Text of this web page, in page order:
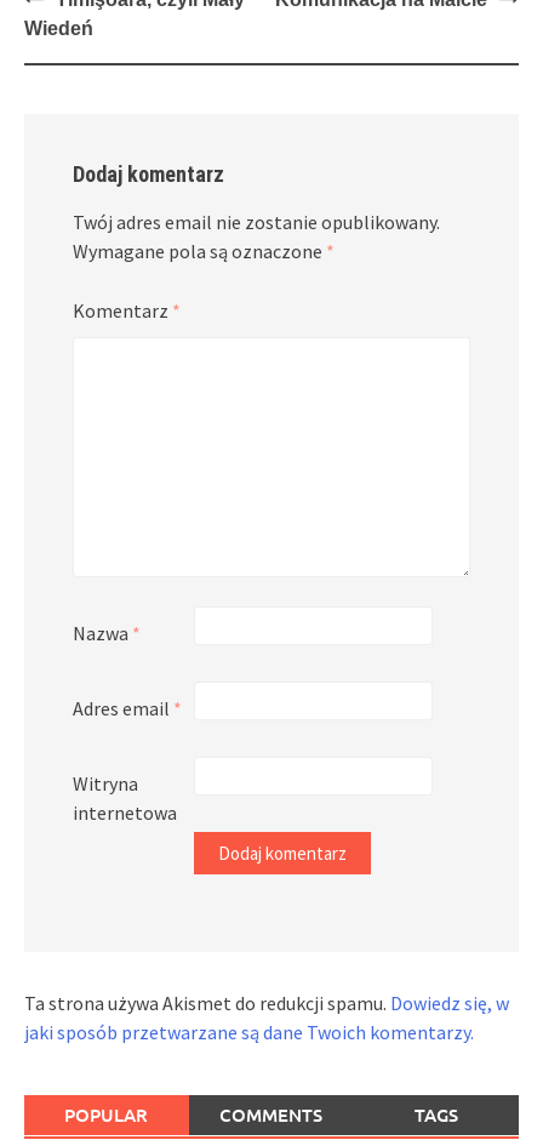
navigation
Wiedeń
Dodaj komentarz
Twój adres email nie zostanie opublikowany.
Wymagane pola są oznaczone *
Komentarz *
Nazwa *
Adres email *
Witryna
internetowa
Ta strona używa Akismet do redukcji spamu. Dowiedz się, w
jaki sposób przetwarzane są dane Twoich komentarzy.
POPULAR COMMENTS TAGS